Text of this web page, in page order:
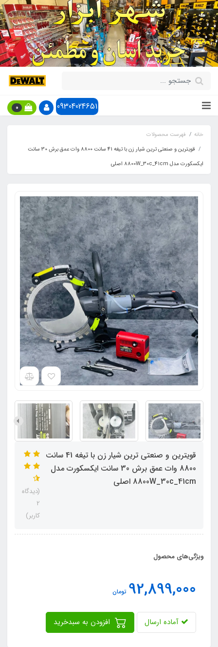
09304024651
0
خانه
فهرست محصولات
قویترین و صنعتی ترین شیار زن با تیغه 41 سانت 8800 وات عمق برش 30 سانت
ایکسکورت مدل 8800W_30c_41cm اصلی
قویترین و صنعتی ترین شیار زن با تیغه 41 سانت
8800 وات عمق برش 30 سانت ایکسکورت مدل
8800W_30c_41cm اصلی
(دیدگاه
2
کاربر)
ویژگی‌های محصول
92,899,000 تومان
آماده ارسال